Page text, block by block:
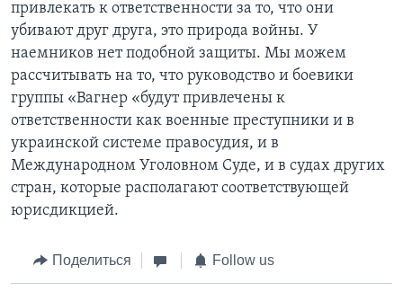
привлекать к ответственности за то, что они
убивают друг друга, это природа войны. У
наемников нет подобной защиты. Мы можем
рассчитывать на то, что руководство и боевики
группы «Вагнер «будут привлечены к
ответственности как военные преступники и в
украинской системе правосудия, и в
Международном Уголовном Суде, и в судах других
стран, которые располагают соответствующей
юрисдикцией.
Поделиться Follow us